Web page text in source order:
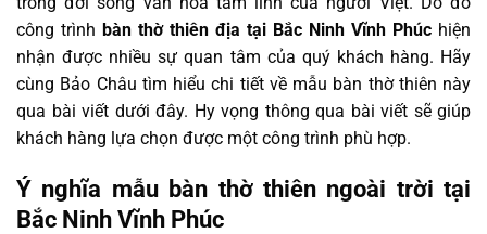
công trình bàn thờ thiên địa tại Bắc Ninh Vĩnh Phúc hiện
nhận được nhiều sự quan tâm của quý khách hàng. Hãy
cùng Bảo Châu tìm hiểu chi tiết về mẫu bàn thờ thiên này
qua bài viết dưới đây. Hy vọng thông qua bài viết sẽ giúp
khách hàng lựa chọn được một công trình phù hợp.
Ý nghĩa mẫu bàn thờ thiên ngoài trời tại
Bắc Ninh Vĩnh Phúc